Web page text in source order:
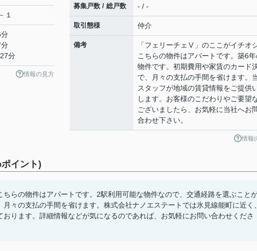
１
分
分
分
情報の見方
募集戸数 / 総戸数 - / -
取引態様 仲介
備考
「フェリーチェⅤ」のここがイチオシ
こちらの物件はアパートです。築6
物件です。初期費用や家賃のカード
で、月々の支払の手間を省けます。
スタッフが地域の賃貸情報をご提供
します。お客様のこだわりやご要望
ございましたら、お気軽に当社へお
合わせ下さい。
情報
イント)
らの物件はアパートです。2駅利用可能な物件なので、交通経路を選ぶこと
々の支払の手間を省けます。株式会社ナノエステートでは氷見線能町に近く、
ります。詳細情報などが気になるのであれば、お気軽にお問い合わせくださ